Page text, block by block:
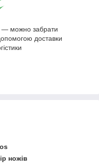
— можно забрати
доставки
ножів